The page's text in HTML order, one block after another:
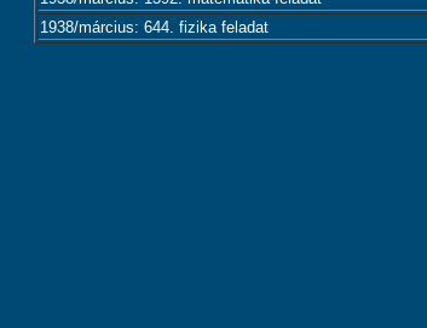
1938/március: 644. fizika feladat